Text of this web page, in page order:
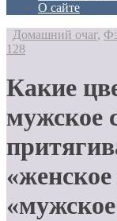
О сайте
Домашний очаг,
128
Какие
мужское